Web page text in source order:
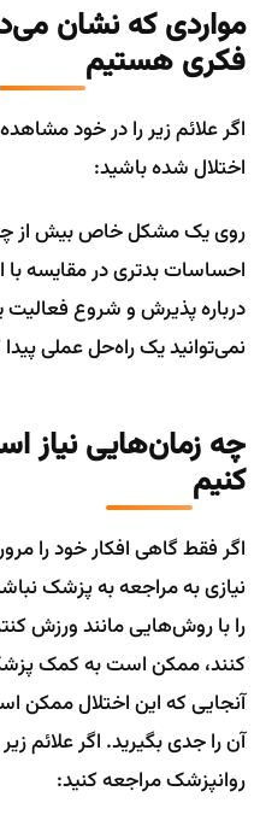
مواردی که نشان
فکری هستیم
اگر علائم زیر را در خود
اختلال شده باشید:
روی یک مشکل خاص بیش از
احساسات بدتری در مقایسه با
درباره پذیرش و شروع فعالیت
نمی‌توانید یک راه‌حل عملی پیدا
چه زمان‌هایی نیاز
کنیم
اگر فقط گاهی افکار خود را
نیازی به مراجعه به پزشک
را با روش‌هایی مانند ورزش
کنند، ممکن است به کمک پزشک
آنجایی که این اختلال ممکن
آن را جدی بگیرید. اگر علائم
روانپزشک مراجعه کنید: